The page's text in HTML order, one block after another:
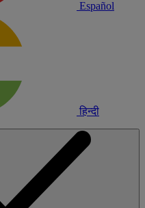
Español
हिन्दी